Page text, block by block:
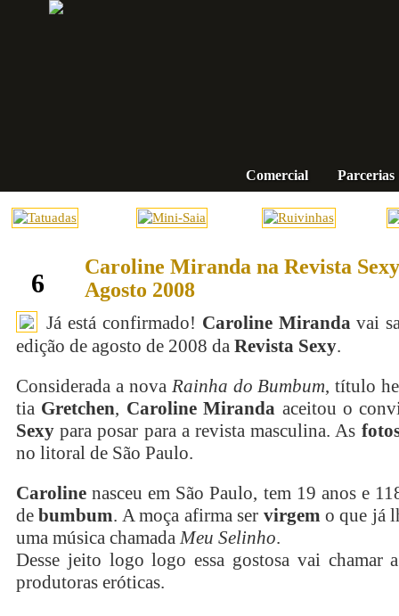
Parcerias
Comercial
6
Caroline Miranda na Revista
Agosto 2008
Já está confirmado! Caroline Mirandavai
edição de agosto de 2008 da Revista Sexy.
Considerada a nova Rainha do Bumbum, título
tia Gretchen, Caroline Miranda aceitou o
Sexy para posar para a revista masculina. As
no litoral de São Paulo.
Caroline nasceu em São Paulo, tem 19 anos e
debumbum. A moça afirma ser virgem o que já
uma música chamada Meu Selinho.
Desse jeito logo logo essa gostosa vai chamar
produtoras eróticas.